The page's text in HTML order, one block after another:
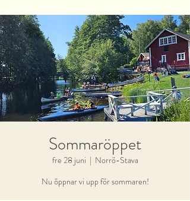
Sommaröppet
fre 28 juni
  |
Norrö-Stava
Nu öppnar vi upp för sommaren!